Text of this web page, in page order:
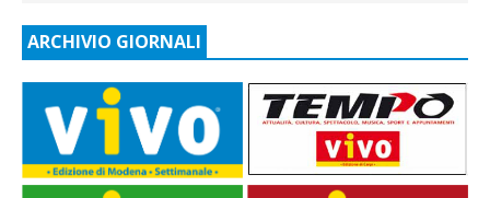
ARCHIVIO GIORNALI